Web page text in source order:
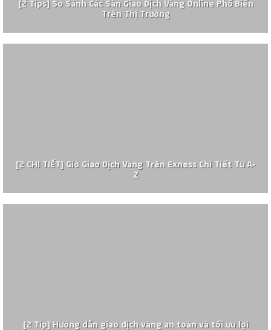
[2 Tips] So Sánh Các Sàn Giao Dịch Vàng Online Phổ Biến
Trên Thị Trường
[2 CHI TIẾT] Giờ Giao Dịch Vàng Trên Exness Chi Tiết Từ A–
Z
[2 Tip] Hướng dẫn giao dịch vàng an toàn và tối ưu lợi